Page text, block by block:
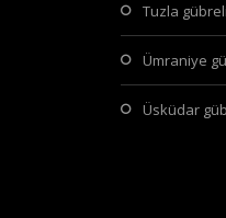
tuzla
ümraniye
üsküdar